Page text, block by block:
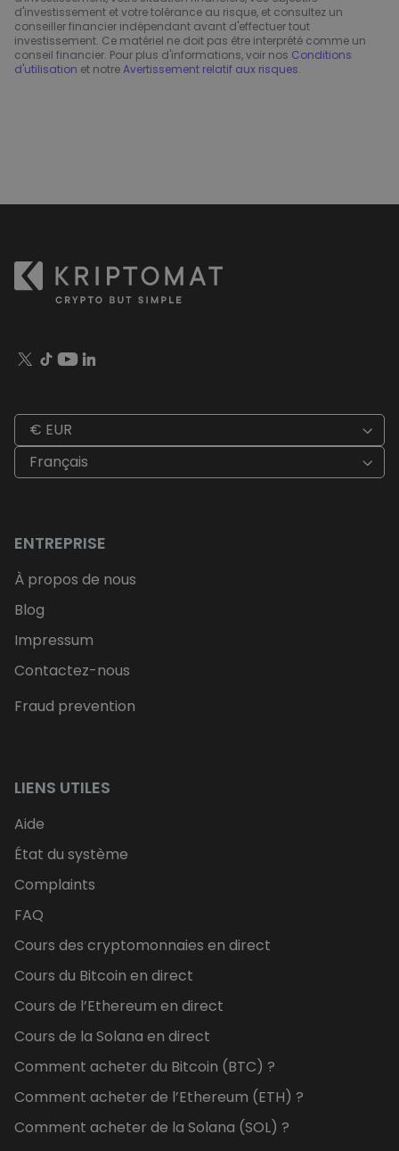
d'investissement et votre tolérance au risque, et consultez un
conseiller financier indépendant avant d'effectuer tout
investissement. Ce matériel ne doit pas être interprété comme un
conseil financier. Pour plus d'informations, voir nos Conditions
d'utilisation et notreAvertissement relatif aux risques.
€ EUR
Français
ENTREPRISE
À propos de nous
Blog
Impressum
Contactez-nous
Fraud prevention
LIENS UTILES
Aide
État du système
Complaints
FAQ
Cours des cryptomonnaies en direct
Cours du Bitcoin en direct
Cours de l’Ethereum en direct
Cours de la Solana en direct
Comment acheter du Bitcoin (BTC) ?
Comment acheter de l’Ethereum (ETH) ?
Comment acheter de la Solana (SOL) ?